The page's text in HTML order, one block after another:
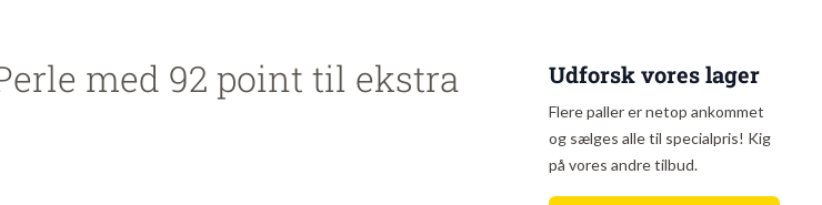
med 92 point til ekstra
Udforsk vores lager
Flere paller er netop ankommet
og sælges alle til specialpris! Kig
på vores andre tilbud.